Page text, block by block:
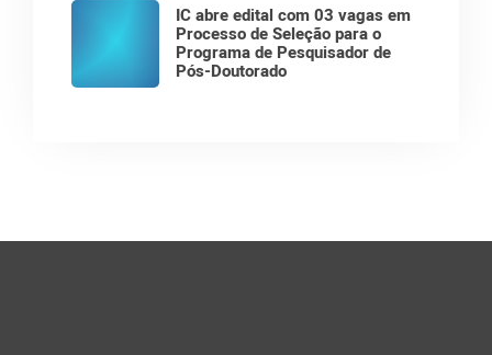
IC abre edital com 03 vagas em
Processo de Seleção para o
Programa de Pesquisador de
Pós-Doutorado